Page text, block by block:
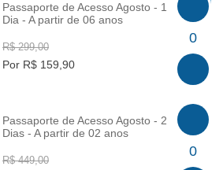
Passaporte de Acesso Agosto - 1
Dia - A partir de 06 anos
R$ 299,00
Por R$ 159,90
0
Passaporte de Acesso Agosto - 2
Dias - A partir de 02 anos
R$ 449,00
0